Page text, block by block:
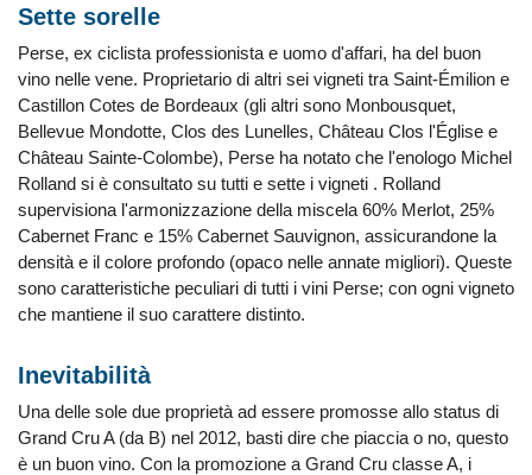
Sette sorelle
Perse, ex ciclista professionista e uomo d'affari, ha del buon
vino nelle vene. Proprietario di altri sei vigneti tra Saint-Émilion e
Castillon Cotes de Bordeaux (gli altri sono Monbousquet,
Bellevue Mondotte, Clos des Lunelles, Château Clos l'Église e
Château Sainte-Colombe), Perse ha notato che l'enologo Michel
Rolland si è consultato su tutti e sette i vigneti . Rolland
supervisiona l'armonizzazione della miscela 60% Merlot, 25%
Cabernet Franc e 15% Cabernet Sauvignon, assicurandone la
densità e il colore profondo (opaco nelle annate migliori). Queste
sono caratteristiche peculiari di tutti i vini Perse; con ogni vigneto
che mantiene il suo carattere distinto.
Inevitabilità
Una delle sole due proprietà ad essere promosse allo status di
Grand Cru A (da B) nel 2012, basti dire che piaccia o no, questo
è un buon vino. Con la promozione a Grand Cru classe A, i